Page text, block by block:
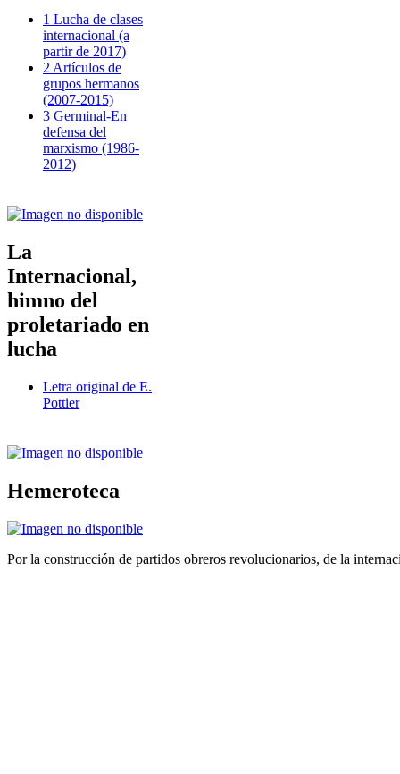
1 Lucha de clases
internacional (a
partir de 2017)
2 Artículos de
grupos hermanos
(2007-2015)
3 Germinal-En
defensa del
marxismo (1986-
2012)
La
Internacional,
himno del
proletariado en
lucha
Letra original de E.
Pottier
Hemeroteca
Por la construcción de partidos obreros revolucionarios, de la